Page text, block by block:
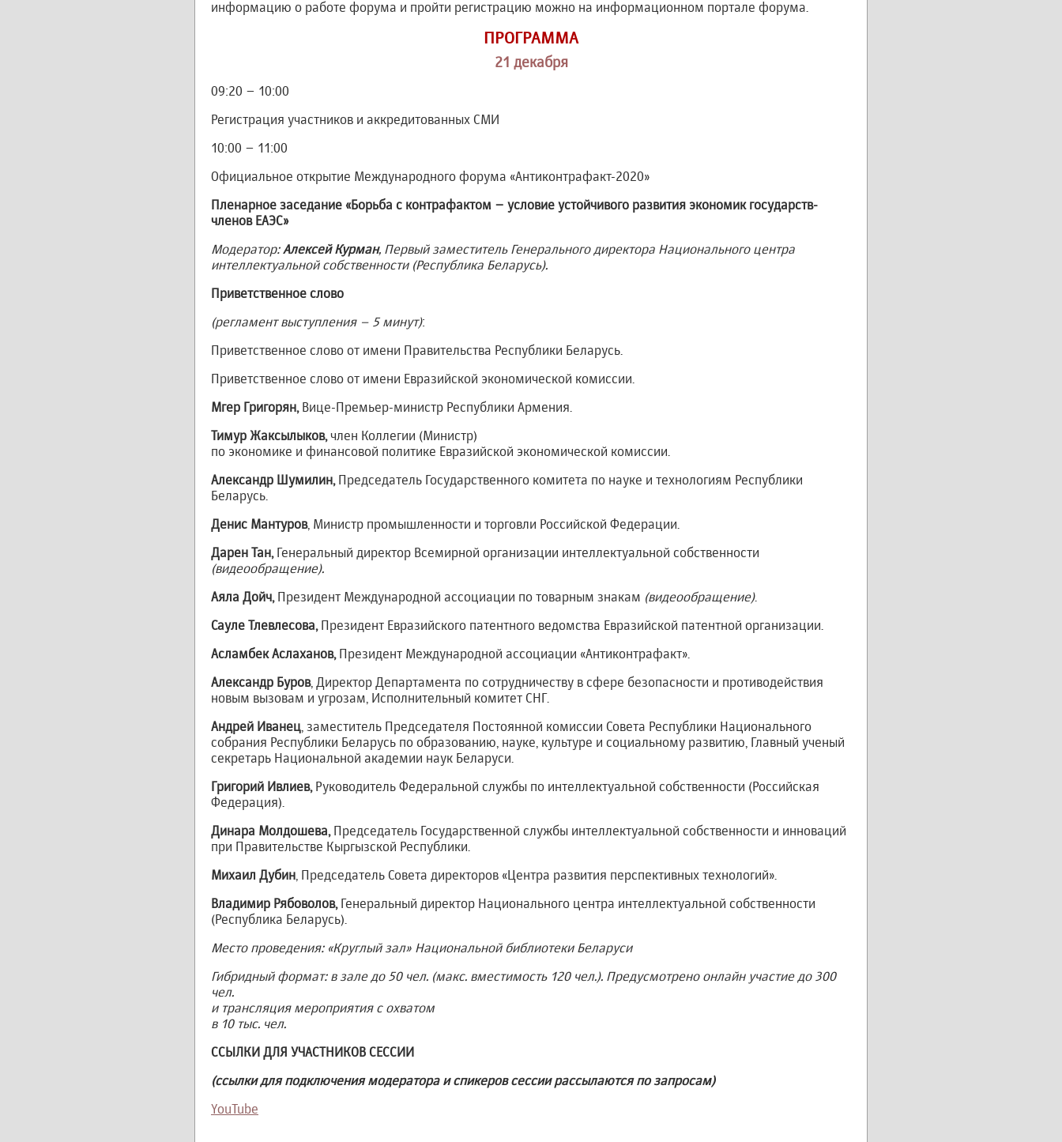
информацию о работе форума и пройти регистрацию можно на информационном портале форума.
ПРОГРАММА
21 декабря
09:20 – 10:00
Регистрация участников и аккредитованных СМИ
10:00 – 11:00
Официальное открытие Международного форума «Антиконтрафакт-2020»
Пленарное заседание «Борьба с контрафактом – условие устойчивого развития экономик государств-
членов ЕАЭС»
Модератор:Алексей Курман, Первый заместитель Генерального директора Национального центра
интеллектуальной собственности (Республика Беларусь).
Приветственное слово
(регламент выступления – 5 минут):
Приветственное слово от имени Правительства Республики Беларусь.
Приветственное слово от имени Евразийской экономической комиссии.
Мгер Григорян, Вице-Премьер-министр Республики Армения.
Тимур Жаксылыков,член Коллегии (Министр)
по экономике и финансовой политике Евразийской экономической комиссии.
Александр Шумилин, Председатель Государственного комитета по науке и технологиям Республики
Беларусь.
Денис Мантуров, Министр промышленности и торговли Российской Федерации.
Дарен Тан, Генеральный директор Всемирной организации интеллектуальной собственности
(видеообращение).
Аяла Дойч, Президент Международной ассоциации по товарным знакам (видеообращение).
Сауле Тлевлесова, Президент Евразийского патентного ведомства Евразийской патентной организации.
Асламбек Аслаханов, Президент Международной ассоциации «Антиконтрафакт».
Александр Буров, Директор Департамента по сотрудничеству в сфере безопасности и противодействия
новым вызовам и угрозам, Исполнительный комитет СНГ.
Андрей Иванец, заместитель Председателя Постоянной комиссии Совета Республики Национального
собрания Республики Беларусь по образованию, науке, культуре и социальному развитию, Главный ученый
секретарь Национальной академии наук Беларуси.
Григорий Ивлиев, Руководитель Федеральной службы по интеллектуальной собственности (Российская
Федерация).
Динара Молдошева, Председатель Государственной службы интеллектуальной собственности и инноваций
при Правительстве Кыргызской Республики.
Михаил Дубин, Председатель Совета директоров «Центра развития перспективных технологий».
Владимир Рябоволов, Генеральный директор Национального центра интеллектуальной собственности
(Республика Беларусь).
Место проведения: «Круглый зал» Национальной библиотеки Беларуси
Гибридный формат: в зале до 50 чел. (макс. вместимость 120 чел.). Предусмотрено онлайн участие до 300
чел.
и трансляция мероприятия с охватом
в 10 тыс. чел.
ССЫЛКИ ДЛЯ УЧАСТНИКОВ СЕССИИ
(ссылки для подключения модератора и спикеров сессии рассылаются по запросам)
YouTube